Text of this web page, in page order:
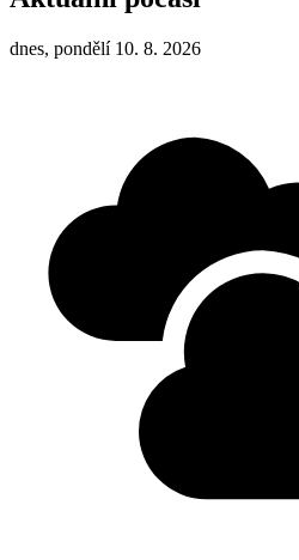
dnes, pondělí 10. 8. 2026